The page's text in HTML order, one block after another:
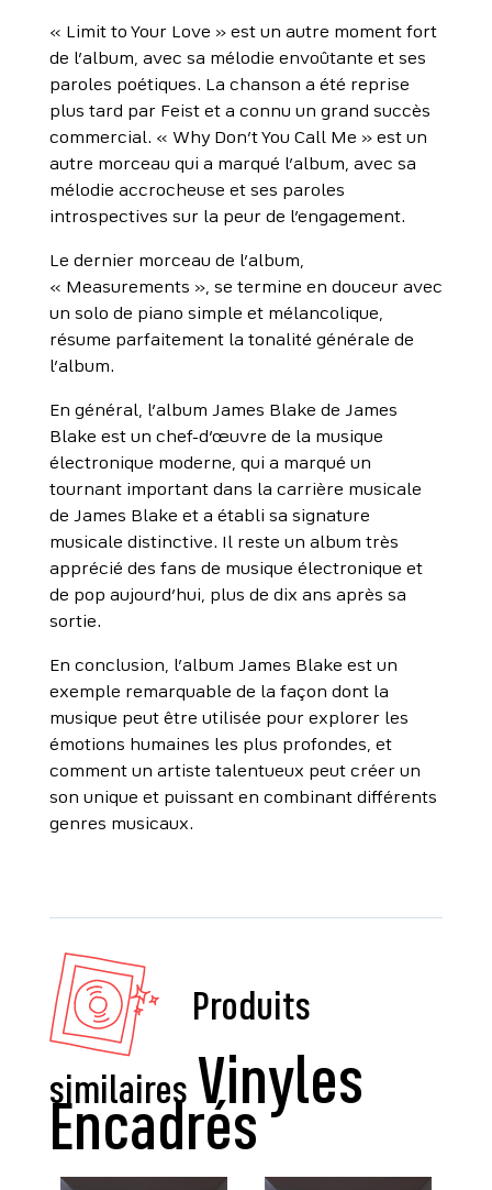
« Limit to Your Love » est un autre moment fort
de l’album, avec sa mélodie envoûtante et ses
paroles poétiques. La chanson a été reprise
plus tard par Feist et a connu un grand succès
commercial. « Why Don’t You Call Me » est un
autre morceau qui a marqué l’album, avec sa
mélodie accrocheuse et ses paroles
introspectives sur la peur de l’engagement.
Le dernier morceau de l’album,
« Measurements », se termine en douceur avec
un solo de piano simple et mélancolique,
résume parfaitement la tonalité générale de
l’album.
En général, l’album James Blake de James
Blake est un chef-d’œuvre de la musique
électronique moderne, qui a marqué un
tournant important dans la carrière musicale
de James Blake et a établi sa signature
musicale distinctive. Il reste un album très
apprécié des fans de musique électronique et
de pop aujourd’hui, plus de dix ans après sa
sortie.
En conclusion, l’album James Blake est un
exemple remarquable de la façon dont la
musique peut être utilisée pour explorer les
émotions humaines les plus profondes, et
comment un artiste talentueux peut créer un
son unique et puissant en combinant différents
genres musicaux.
Produits
similaires